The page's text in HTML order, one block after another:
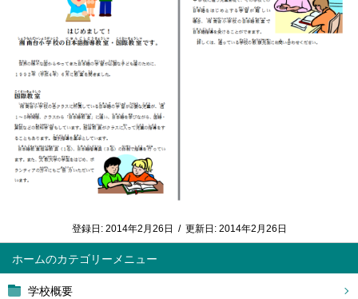
ホーム
学校概要
登録日: 2014年2月26日 / 更新日: 2014年2月26日